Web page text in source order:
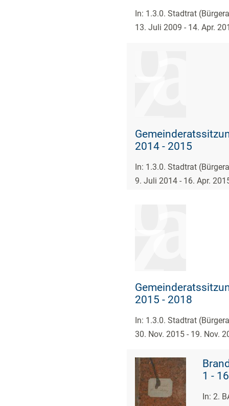
In: 1.3.0. Stadtrat
13. Juli 2009 - 14. Apr.
2014 - 2015
In: 1.3.0. Stadtrat
9. Juli 2014 - 16. Apr.
2015 - 2018
In: 1.3.0. Stadtrat
30. Nov. 2015 - 19. Nov.
1 - 16
In: 2.